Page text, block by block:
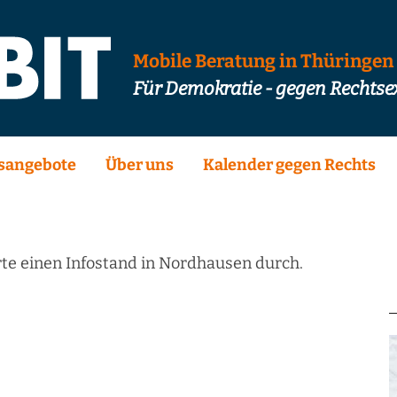
Mobile Beratung in Thüringen
Für Demokratie - gegen
Über uns Kalender gegen Rechts
einen Infostand in Nordhausen durch.